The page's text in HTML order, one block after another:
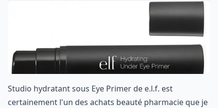
Studio hydratant sous Eye Primer de e.l.f. est
certainement l'un des achats beauté pharmacie que je